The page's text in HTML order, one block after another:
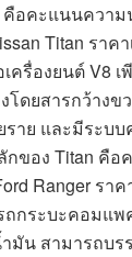
อคะแนนความ
Titan รา
ครื่องยนต์ V8
ดยสารกว้าง
าย และมีระบ
ของ Titan คื
Ranger รา
ถกระบะคอมแ
มัน สามารถบร